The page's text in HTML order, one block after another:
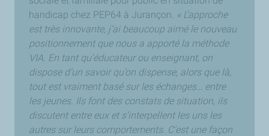
handicap chez PEP64 à Jurançon. « L’approche
est très innovante, j’ai beaucoup aimé le nouveau
positionnement que nous a apporté la méthode
VIA. En tant qu’éducateur ou enseignant, on
dispose d’un savoir qu’on dispense, alors que là,
tout est vraiment basé sur les échanges… entre
les jeunes. Ils font des constats de situation, ils
discutent entre eux et s’interpellent les uns les
autres sur leurs comportements. C’est une façon